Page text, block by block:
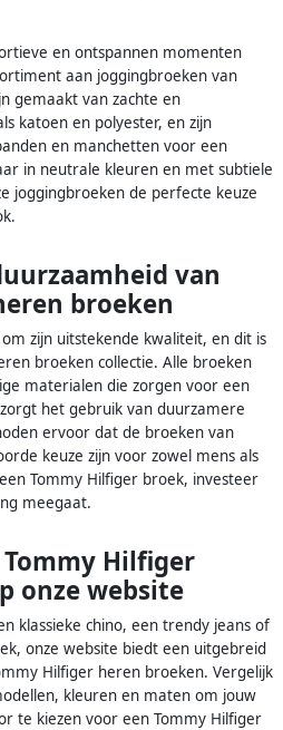
en ontspannen momenten
aan joggingbroeken van
gemaakt van zachte en
katoen en polyester, en zijn
en manchetten voor een
in neutrale kleuren en met subtiele
joggingbroeken de perfecte keuze
van
broeken
zijn uitstekende kwaliteit, en dit is
broeken collectie. Alle broeken
materialen die zorgen voor een
het gebruik van duurzamere
ervoor dat de broeken van
keuze zijn voor zowel mens als
Tommy Hilfiger broek, investeer
meegaat.
Hilfiger
onze website
klassieke chino, een trendy jeans of
onze website biedt een uitgebreid
Hilfiger heren broeken. Vergelijk
kleuren en maten om jouw
te kiezen voor een Tommy Hilfiger